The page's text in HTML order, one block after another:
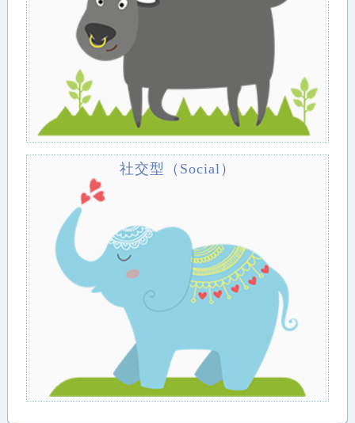
社交型（Social）